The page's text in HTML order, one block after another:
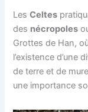
LesCeltes
des nécropoles
Grottes de Han,
l’existence d’une
de terre et de
une importance